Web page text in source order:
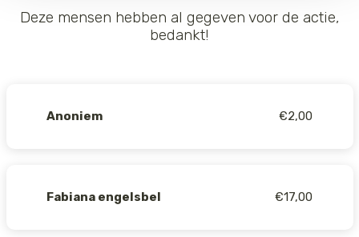
Deze mensen hebben al gegeven voor de actie,
bedankt!
Anoniem €2,00
Fabiana engelsbel €17,00